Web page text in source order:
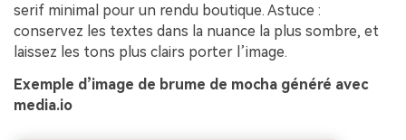
serif minimal pour un rendu boutique. Astuce :
conservez les textes dans la nuance la plus sombre, et
laissez les tons plus clairs porter l’image.
Exemple d’image de brume de mocha généré avec
media.io